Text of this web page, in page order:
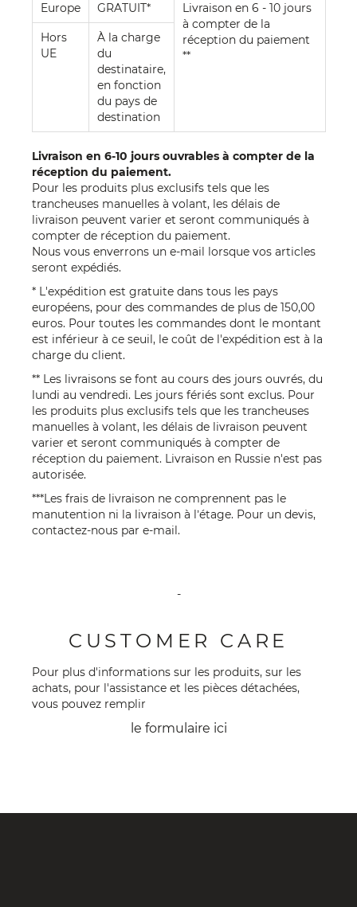
Europe GRATUIT*
Livraison en 6 - 10 jours
à compter de la
réception du paiement
**
Hors
UE
À la charge
du
destinataire,
en fonction
du pays de
destination
Livraison en 6-10 jours ouvrables à compter de la
réception du paiement.
Pour les produits plus exclusifs tels que les
trancheuses manuelles à volant, les délais de
livraison peuvent varier et seront communiqués à
compter de réception du paiement.
Nous vous enverrons un e-mail lorsque vos articles
seront expédiés.
* L'expédition est gratuite dans tous les pays
européens, pour des commandes de plus de 150,00
euros. Pour toutes les commandes dont le montant
est inférieur à ce seuil, le coût de l'expédition est à la
charge du client.
** Les livraisons se font au cours des jours ouvrés, du
lundi au vendredi. Les jours fériés sont exclus. Pour
les produits plus exclusifs tels que les trancheuses
manuelles à volant, les délais de livraison peuvent
varier et seront communiqués à compter de
réception du paiement. Livraison en Russie n'est pas
autorisée.
***Les frais de livraison ne comprennent pas le
manutention ni la livraison à l’étage. Pour un devis,
contactez-nous par e-mail .
-
CUSTOMER CARE
Pour plus d'informations sur les produits, sur les
achats, pour l'assistance et les pièces détachées,
vous pouvez remplir
le formulaire ici